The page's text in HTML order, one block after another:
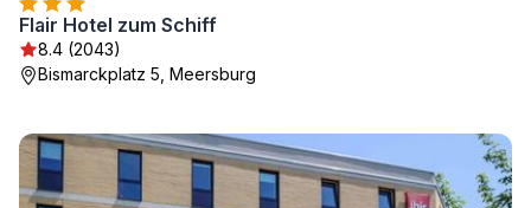
Flair Hotel zum Schiff
8.4 (2043)
Bismarckplatz 5, Meersburg